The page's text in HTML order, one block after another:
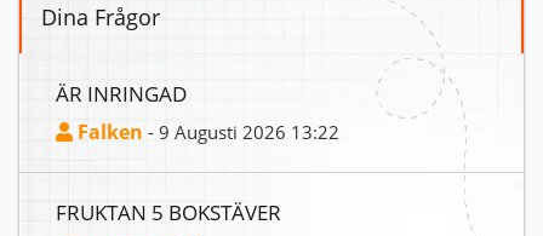
Dina Frågor
ÄR INRINGAD
Falken - 9 Augusti 2026 13:22
FRUKTAN 5 BOKSTÄVER